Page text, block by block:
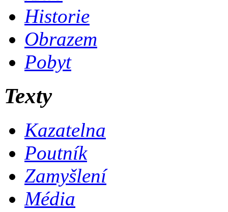
Historie
Obrazem
Pobyt
Texty
Kazatelna
Poutník
Zamyšlení
Média